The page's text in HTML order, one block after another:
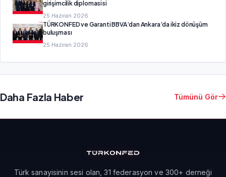
girişimcilik diplomasisi
25 Haziran 2026
TÜRKONFED ve Garanti BBVA’dan Ankara’da ikiz dönüşüm
buluşması
25 Haziran 2026
Daha Fazla Haber Tümünü Gör
Türk sanayisinin sesi olan, 31 federasyon ve 300+ derneği